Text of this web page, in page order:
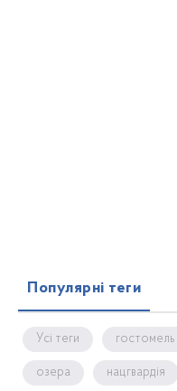
Популярні теги
Усі теги гостомель
озера нацгвардія